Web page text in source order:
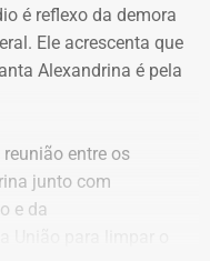
da frente fria que
de um novo
é reflexo da demora
Ele acrescenta que
Alexandrina é pela
entre os
junto com
e da